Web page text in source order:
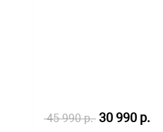
45 990 р. 30 990 р.